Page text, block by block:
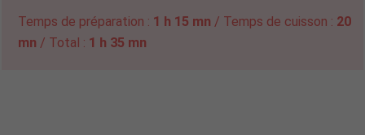
Temps de préparation : 1 h 15 mn / Temps de cuisson : 20
mn / Total : 1 h 35 mn